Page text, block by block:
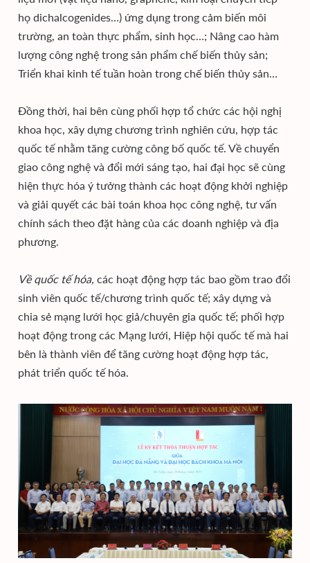
họ dichalcogenides…) ứng dụng trong cảm biến môi
trường, an toàn thực phẩm, sinh học…; Nâng cao hàm
lượng công nghệ trong sản phẩm chế biến thủy sản;
Triển khai kinh tế tuần hoàn trong chế biến thủy sản…
Đồng thời, hai bên cùng phối hợp tổ chức các hội nghị
khoa học, xây dựng chương trình nghiên cứu, hợp tác
quốc tế nhằm tăng cường công bố quốc tế. Về chuyển
giao công nghệ và đổi mới sáng tạo, hai đại học sẽ cùng
hiện thực hóa ý tưởng thành các hoạt động khởi nghiệp
và giải quyết các bài toán khoa học công nghệ, tư vấn
chính sách theo đặt hàng của các doanh nghiệp và địa
phương.
Về quốc tế hóa, các hoạt động hợp tác bao gồm trao đổi
sinh viên quốc tế/chương trình quốc tế; xây dựng và
chia sẻ mạng lưới học giả/chuyên gia quốc tế; phối hợp
hoạt động trong các Mạng lưới, Hiệp hội quốc tế mà hai
bên là thành viên để tăng cường hoạt động hợp tác,
phát triển quốc tế hóa.